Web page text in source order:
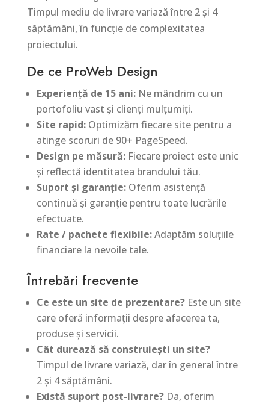
Timpul mediu de livrare variază între 2 și 4
săptămâni, în funcție de complexitatea
proiectului.
De ce ProWeb Design
Experiență de 15 ani:Ne mândrim cu un
portofoliu vast și clienți mulțumiți.
Site rapid:Optimizăm fiecare site pentru a
atinge scoruri de 90+ PageSpeed.
Design pe măsură:Fiecare proiect este unic
și reflectă identitatea brandului tău.
Suport și garanție:Oferim asistență
continuă și garanție pentru toate lucrările
efectuate.
Rate / pachete flexibile:Adaptăm soluțiile
financiare la nevoile tale.
Întrebări frecvente
Ce este un site de prezentare?Este un site
care oferă informații despre afacerea ta,
produse și servicii.
Cât durează să construiești un site?
Timpul de livrare variază, dar în general între
2 și 4 săptămâni.
Există suport post-livrare?Da, oferim